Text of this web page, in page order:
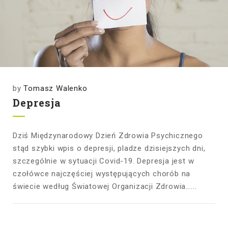
byTomasz Walenko
Depresja
Dziś Międzynarodowy Dzień Zdrowia Psychicznego
stąd szybki wpis o depresji, pladze dzisiejszych dni,
szczególnie w sytuacji Covid-19. Depresja jest w
czołówce najczęściej występujących chorób na
świecie według Światowej Organizacji Zdrowia…...